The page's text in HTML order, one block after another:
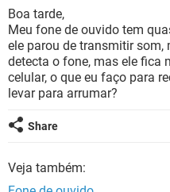
INSTAGRAM
GUIA DE COMPRAS
OUTLOOK
INSTAGRAM
GUIA DE COMPRAS
CELULAR
OUTLOOK
INSTAGRAM
GUIA DE COMPRAS
Boa tarde,
Meu fone de ouvido tem
ele parou de transmitir som,
detecta o fone, mas ele fica
celular, o que eu faço para
levar para arrumar?
Share
Veja também: